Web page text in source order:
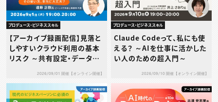
プロデュース・ビジネススキル
【アーカイブ録画配信】見落と
しやすいクラウド利用の基本
リスク ～共有設定・データ送
当に大丈夫？～2026/09/01 開催【オンライン開催】
プロデュース・ビジネススキル
Claude Codeって、私にも使
える？ ～AIを仕事に活かした
い人のための超入門～
2026/09/10 開催【オンライン開催】